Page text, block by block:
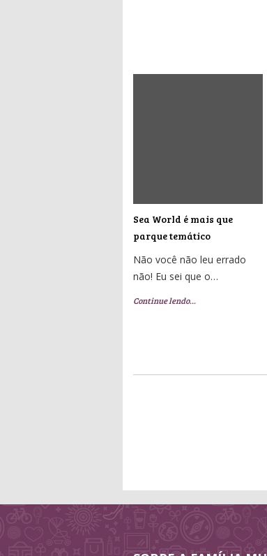
Sea World é mais que
parque temático
Não você não leu errado
não! Eu sei que o…
Continue lendo…